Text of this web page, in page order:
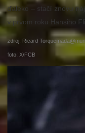
ďaleko – stačí znovu
v prvom roku Hansiho
zdroj: Ricard
foto: X/FCB